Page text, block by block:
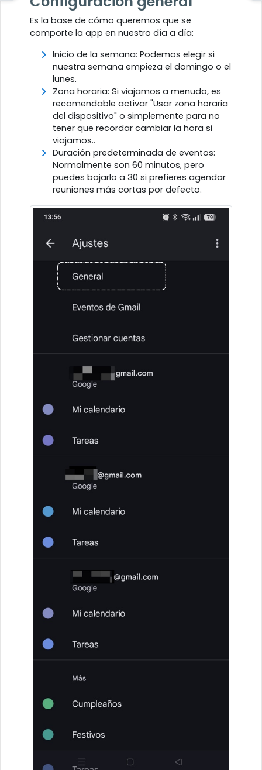
Es la base de cómo queremos que se
comporte la app en nuestro día a día:
Inicio de la semana: Podemos elegir si
nuestra semana empieza el domingo o el
lunes.
Zona horaria: Si viajamos a menudo, es
recomendable activar "Usar zona horaria
del dispositivo" o simplemente para no
tener que recordar cambiar la hora si
viajamos..
Duración predeterminada de eventos:
Normalmente son 60 minutos, pero
puedes bajarlo a 30 si prefieres agendar
reuniones más cortas por defecto.